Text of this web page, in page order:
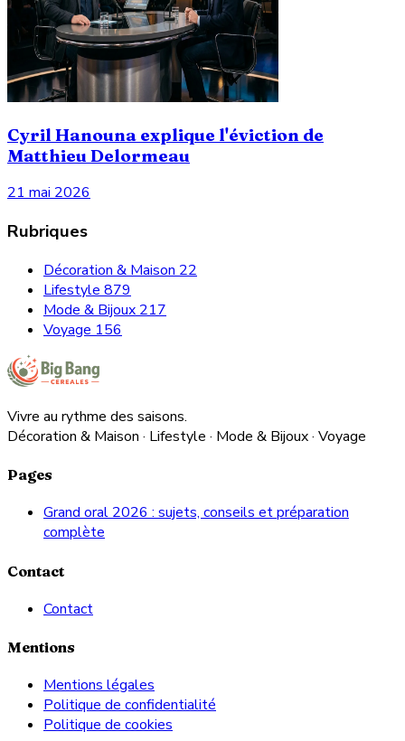
Cyril Hanouna explique l'éviction de
Matthieu Delormeau
21 mai 2026
Rubriques
Décoration & Maison 22
Lifestyle 879
Mode & Bijoux 217
Voyage 156
Vivre au rythme des saisons.
Décoration & Maison · Lifestyle · Mode & Bijoux · Voyage
Pages
Grand oral 2026 : sujets, conseils et préparation
complète
Contact
Contact
Mentions
Mentions légales
Politique de confidentialité
Politique de cookies